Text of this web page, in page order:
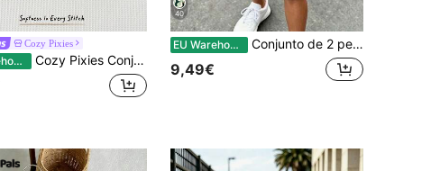
Cozy Pixies
EU Warehouse Cozy Pixies Conjunto de 2 peças para rapaz jovem, casual de verão, com top de manga curta de gola redonda com gráfico de urso em relevo e calções de cintura elástica, adequado para desporto, praia e férias
40
EU Warehouse Conjunto de 2 peças para meninos pequenos com estampa de letras em estilo desenho animado, camiseta de manga curta e gola redonda e shorts com elástico na cintura. Tecido macio e elástico, modelagem solta, ideal para uso casual, atividades ao ar livre, viagens, férias e dia a dia.
9,49€